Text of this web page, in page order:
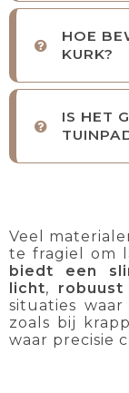
HOE
KURK?
IS HET
Veel
te fragiel om
biedt een
licht, robuust
situaties
zoals bij
waar precisie